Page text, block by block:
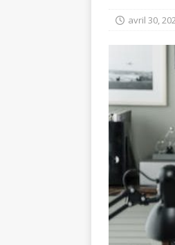
avril 30,